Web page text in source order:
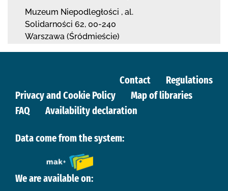
Muzeum Niepodległości , al.
Solidarności 62, 00-240
Warszawa (Śródmieście)
Contact
Regulations
Privacy and Cookie Policy
Map of libraries
FAQ
Availability declaration
Data come from the system:
We are available on: